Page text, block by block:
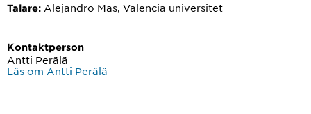
Talare: Alejandro Mas, Valencia universitet
Kontaktperson
Antti Perälä
Läs om Antti Perälä